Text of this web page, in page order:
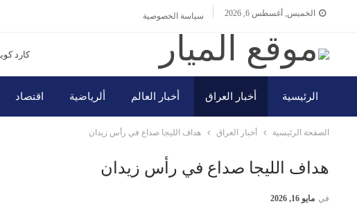
الخميس, أغسطس 6, 2026 سياسة الخصوصية
الرئيسية أخبار العراق أخبار العالم ألرياضية اقتصاد
الصفحة الرئيسية أخبار العراق هداف الليجا صداع في رأس زيدان
هداف الليجا صداع في رأس زيدان
في مايو 16, 2026